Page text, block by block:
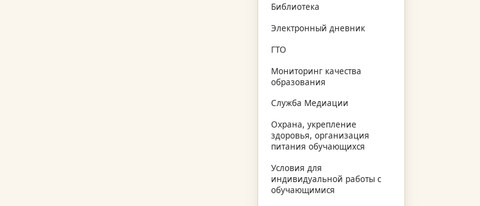
Библиотека
Электронный дневник
ГТО
Мониторинг качества
образования
Служба Медиации
Охрана, укрепление
здоровья, организация
питания обучающихся
Условия для
индивидуальной работы с
обучающимися